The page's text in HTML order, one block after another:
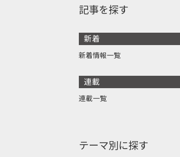
記事を探す
新着
新着情報一覧
連載
連載一覧
テーマ別に探す